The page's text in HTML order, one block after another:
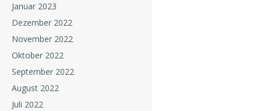
Januar 2023
Dezember 2022
November 2022
Oktober 2022
September 2022
August 2022
Juli 2022